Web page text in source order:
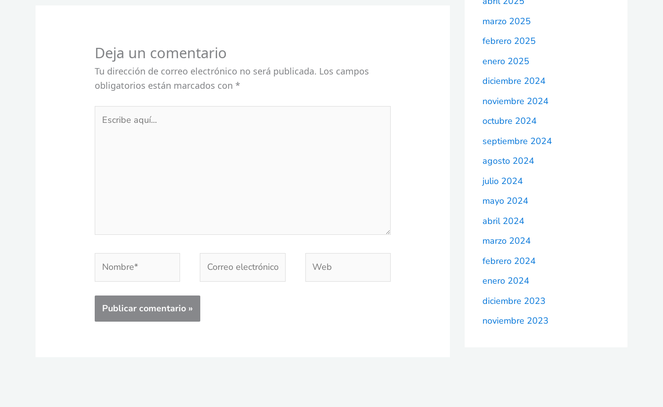
Deja un comentario
Tu dirección de correo electrónico no será publicada. Los campos
obligatorios están marcados con *
aquí...
electrónico*
marzo 2025
febrero 2025
enero 2025
diciembre 2024
noviembre 2024
octubre 2024
septiembre 2024
agosto 2024
julio 2024
mayo 2024
abril 2024
marzo 2024
febrero 2024
enero 2024
diciembre 2023
noviembre 2023